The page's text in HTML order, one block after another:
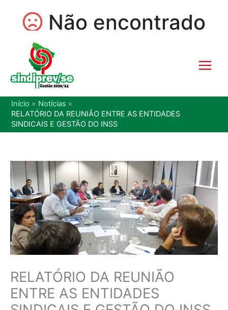
Início
Notícias
RELATÓRIO DA REUNIÃO ENTRE AS ENTIDADES
SINDICAIS E GESTÃO DO INSS
RELATÓRIO DA REUNIÃO
ENTRE AS ENTIDADES